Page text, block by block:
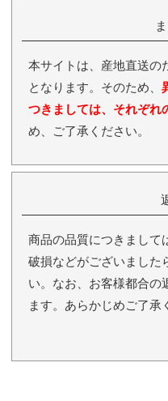
本サイトは、産地直送の
となります。そのため、
つきましては、それぞれ
め、ご了承ください。
商品の品質につきまして
破損などがございました
い。なお、お客様都合の
ます。あらかじめご了承